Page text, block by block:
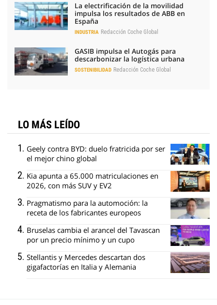
La electrificación de la movilidad
impulsa los resultados de ABB en
España
INDUSTRIA Redacción Coche Global
GASIB impulsa el Autogás para
descarbonizar la logística urbana
SOSTENIBILIDAD Redacción Coche Global
LO MÁS LEÍDO
Geely contra BYD: duelo fratricida por ser
el mejor chino global
Kia apunta a 65.000 matriculaciones en
2026, con más SUV y EV2
Pragmatismo para la automoción: la
receta de los fabricantes europeos
Bruselas cambia el arancel del Tavascan
por un precio mínimo y un cupo
Stellantis y Mercedes descartan dos
gigafactorías en Italia y Alemania